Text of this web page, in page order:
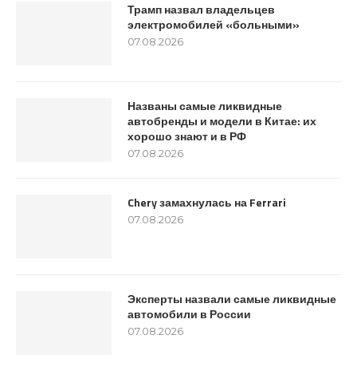
Трамп назвал владельцев
электромобилей «больными»
07.08.2026
Названы самые ликвидные
автобренды и модели в Китае: их
хорошо знают и в РФ
07.08.2026
Chery замахнулась на Ferrari
07.08.2026
Эксперты назвали самые ликвидные
автомобили в России
07.08.2026